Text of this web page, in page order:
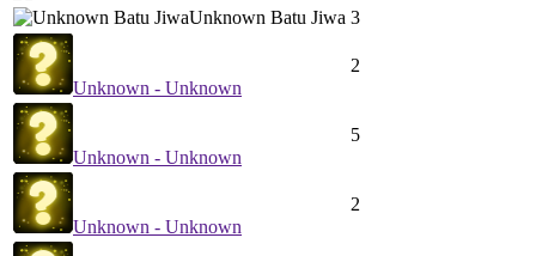
Unknown Batu Jiwa 3
Unknown - Unknown
2
Unknown - Unknown
5
Unknown - Unknown
2